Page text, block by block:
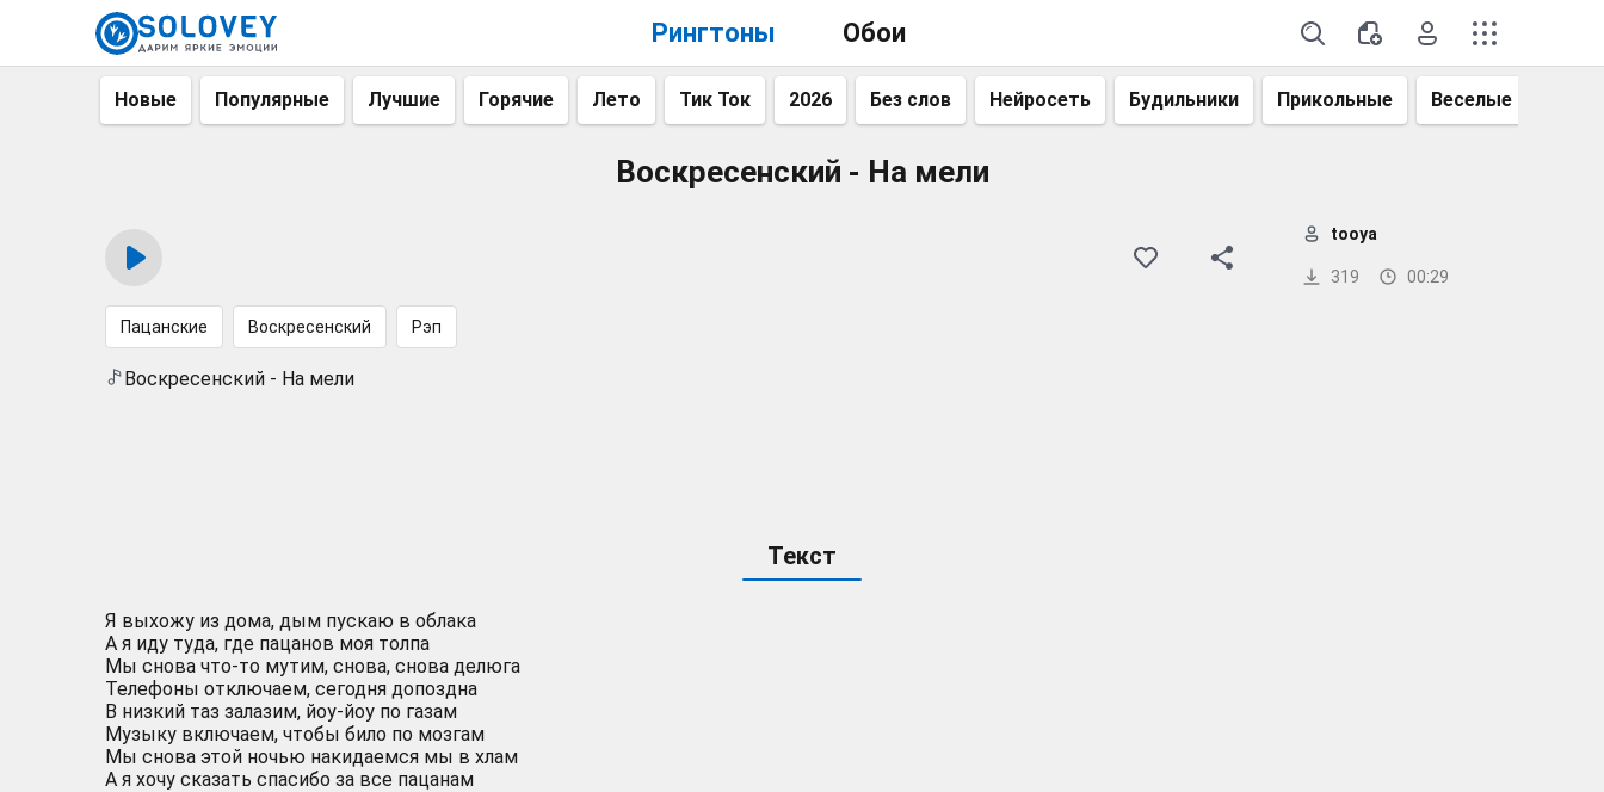
Рингтоны Обои
Новые Популярные Лучшие Горячие Лето Тик Ток 2026 Без слов Нейросеть Будильники Прикольные Веселые
Воскресенский - На мели
319 00:29
tooya
Пацанские Воскресенский Рэп
Воскресенский - На мели
Текст
Я выхожу из дома, дым пускаю в облака
А я иду туда, где пацанов моя толпа
Мы снова что-то мутим, снова, снова делюга
Телефоны отключаем, сегодня допоздна
В низкий таз залазим, йоу-йоу по газам
Музыку включаем, чтобы било по мозгам
Мы снова этой ночью накидаемся мы в хлам
А я хочу сказать спасибо за все пацанам